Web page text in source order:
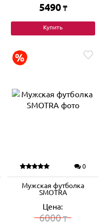
5490 ₸
Купить
0
Мужская футболка
SMOTRA
Цена:
6000₸